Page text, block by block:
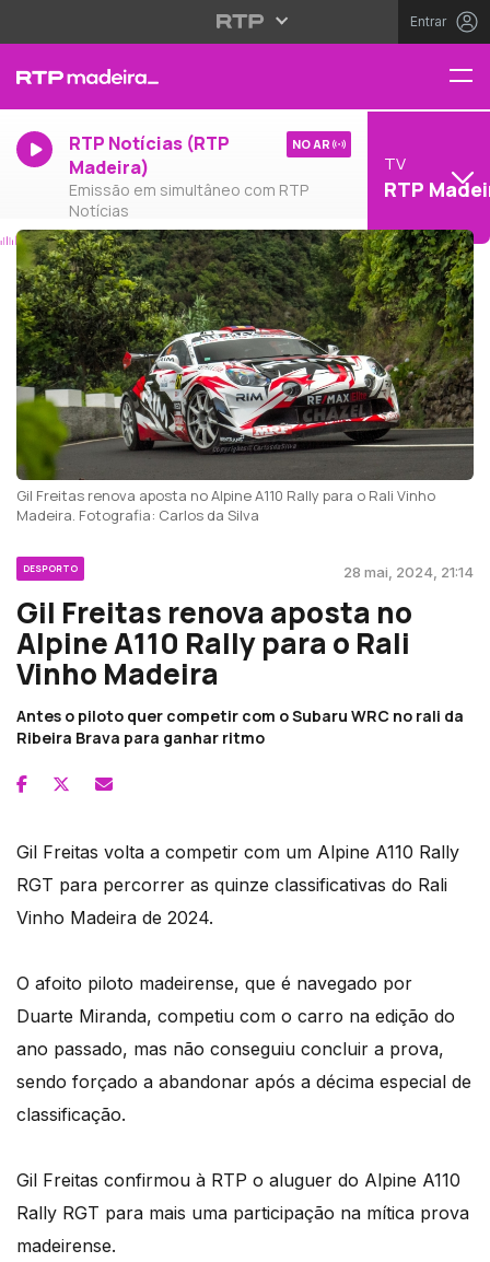
Entrar
RTP Notícias (RTP
Madeira)
Emissão em simultâneo com RTP
Notícias
NO AR
TV
RTP
Gil Freitas renova aposta no Alpine A110 Rally para o Rali Vinho
Madeira. Fotografia: Carlos da Silva
DESPORTO 28 mai, 2024, 21:14
Gil Freitas renova aposta no
Alpine A110 Rally para o Rali
Vinho Madeira
Antes o piloto quer competir com o Subaru WRC no rali da
Ribeira Brava para ganhar ritmo
Gil Freitas volta a competir com um Alpine A110 Rally
RGT para percorrer as quinze classificativas do Rali
Vinho Madeira de 2024.
O afoito piloto madeirense, que é navegado por
Duarte Miranda, competiu com o carro na edição do
ano passado, mas não conseguiu concluir a prova,
sendo forçado a abandonar após a décima especial de
classificação.
Gil Freitas confirmou à RTP o aluguer do Alpine A110
Rally RGT para mais uma participação na mítica prova
madeirense.